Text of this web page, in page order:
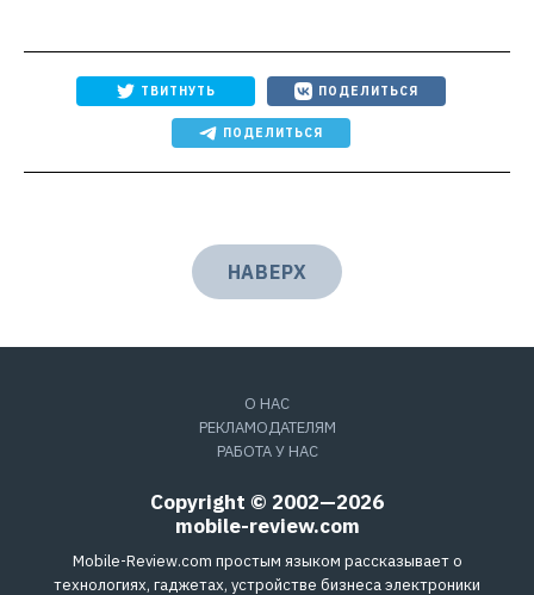
ТВИТНУТЬ ПОДЕЛИТЬСЯ
ПОДЕЛИТЬСЯ
НАВЕРХ
О НАС
РЕКЛАМОДАТЕЛЯМ
РАБОТА У НАС
Copyright © 2002—2026
mobile-review.com
Mobile-Review.com простым языком рассказывает о
технологиях, гаджетах, устройстве бизнеса электроники